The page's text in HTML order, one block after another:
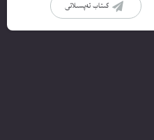
كىتاب تەپسىلاتى